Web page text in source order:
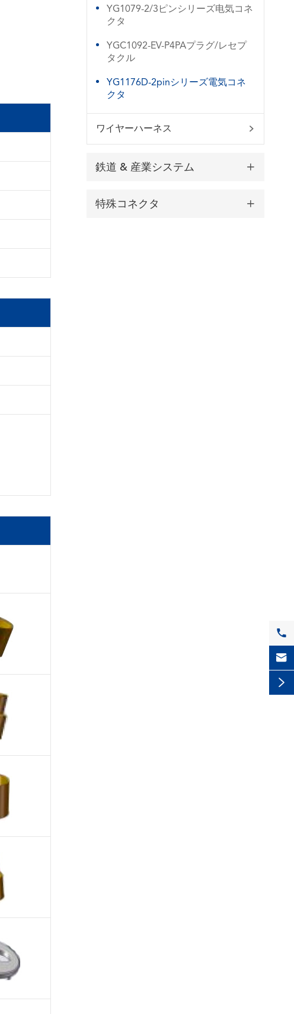
YG1079-2/3ピンシリーズ电気コネ
クタ
YGC1092-EV-P4PAプラグ/レセプ
タクル
YG1176D-2pinシリーズ電気コネ
クタ
ワイヤーハーネス 
鉄道 & 産業システム 
特殊コネクタ 


